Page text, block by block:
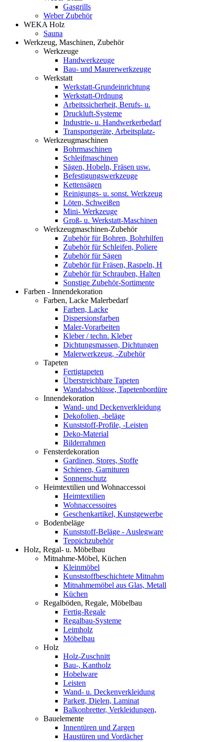
Gasgrills
Weber Zubehör
WEKA Holz
Sauna
Werkzeug, Maschinen, Zubehör
Werkzeuge
Handwerkzeuge
Bau- und Maurerwerkzeuge
Werkstatt
Werkstatt-Grundeinrichtung
Werkstatt-Ordnung
Arbeitssicherheit, Berufs- u.
Druckluft-Systeme
Industrie- u. Handwerkerbedarf
Transportgeräte, Arbeitsplatz-
Werkzeugmaschinen
Bohrmaschinen
Schleifmaschinen
Sägen, Hobeln, Fräsen usw.
Befestigungswerkzeuge
Kettensägen
Reinigungs- u. sonst. Werkzeug
Löten, Schweißen
Mini- Werkzeuge
Groß- u. Werkstatt-Maschinen
Werkzeugmaschinen-Zubehör
Zubehör für Bohren, Bohrhilfen
Zubehör für Schleifen, Poliere
Zubehör für Sägen
Zubehör für Fräsen, Raspeln, H
Zubehör für Schrauben, Halten
Sonstige Zubehör-Sortimente
Farben - Innendekoration
Farben, Lacke Malerbedarf
Farben, Lacke
Dispersionsfarben
Maler-Vorarbeiten
Kleber / techn. Kleber
Dichtungsmassen, Dichtungen
Malerwerkzeug, -Zubehör
Tapeten
Fertigtapeten
Überstreichbare Tapeten
Wandabschlüsse, Tapetenbordüre
Innendekoration
Wand- und Deckenverkleidung
Dekofolien, -beläge
Kunststoff-Profile, -Leisten
Deko-Material
Bilderrahmen
Fensterdekoration
Gardinen, Stores, Stoffe
Schienen, Garnituren
Sonnenschutz
Heimtextilien und Wohnaccessoi
Heimtextilien
Wohnaccessoires
Geschenkartikel, Kunstgewerbe
Bodenbeläge
Kunststoff-Beläge - Auslegware
Teppichzubehör
Holz, Regal- u. Möbelbau
Mitnahme-Möbel, Küchen
Kleinmöbel
Kunststoffbeschichtete Mitnahm
Mitnahmemöbel aus Glas, Metall
Küchen
Regalböden, Regale, Möbelbau
Fertig-Regale
Regalbau-Systeme
Leimholz
Möbelbau
Holz
Holz-Zuschnitt
Bau-, Kantholz
Hobelware
Leisten
Wand- u. Deckenverkleidung
Parkett, Dielen, Laminat
Balkonbretter, Verkleidungen,
Bauelemente
Innentüren und Zargen
Haustüren und Vordächer